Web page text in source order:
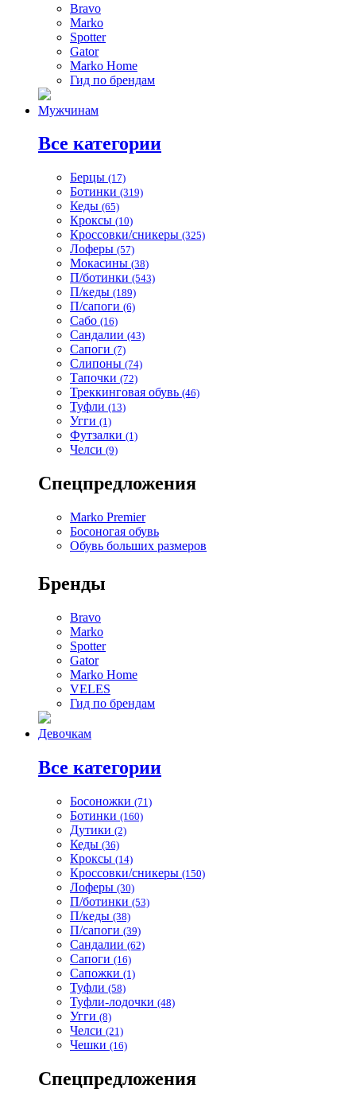
Bravo
Marko
Spotter
Gator
Marko Home
Гид по брендам
Мужчинам
Все категории
Берцы (17)
Ботинки (319)
Кеды (65)
Кроксы (10)
Кроссовки/сникеры (325)
Лоферы (57)
Мокасины (38)
П/ботинки (543)
П/кеды (189)
П/сапоги (6)
Сабо (16)
Сандалии (43)
Сапоги (7)
Слипоны (74)
Тапочки (72)
Треккинговая обувь (46)
Туфли (13)
Угги (1)
Футзалки (1)
Челси (9)
Спецпредложения
Marko Premier
Босоногая обувь
Обувь больших размеров
Бренды
Bravo
Marko
Spotter
Gator
Marko Home
VELES
Гид по брендам
Девочкам
Все категории
Босоножки (71)
Ботинки (160)
Дутики (2)
Кеды (36)
Кроксы (14)
Кроссовки/сникеры (150)
Лоферы (30)
П/ботинки (53)
П/кеды (38)
П/сапоги (39)
Сандалии (62)
Сапоги (16)
Сапожки (1)
Туфли (58)
Туфли-лодочки (48)
Угги (8)
Челси (21)
Чешки (16)
Спецпредложения